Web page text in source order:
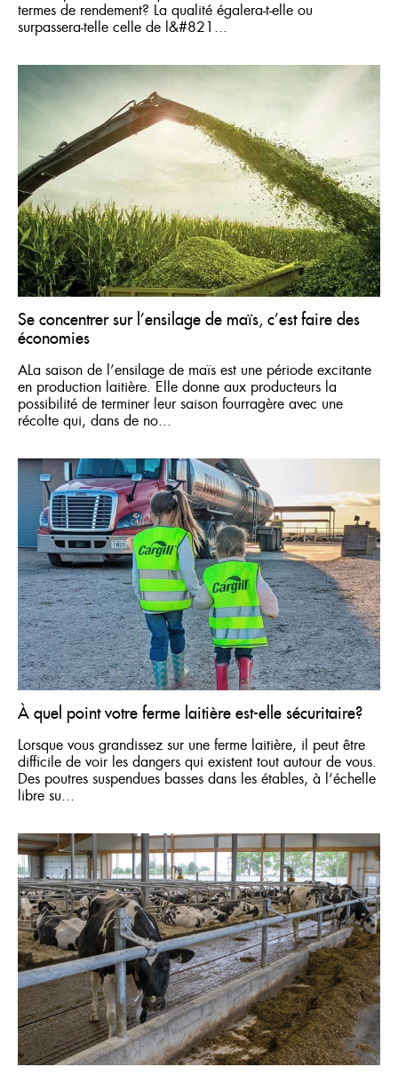
termes de rendement? La qualité égalera-t-elle ou
surpassera-telle celle de l&#821...
Se concentrer sur l’ensilage de maïs, c’est faire des
économies
ALa saison de l’ensilage de maïs est une période excitante
en production laitière. Elle donne aux producteurs la
possibilité de terminer leur saison fourragère avec une
récolte qui, dans de no...
À quel point votre ferme laitière est-elle sécuritaire?
Lorsque vous grandissez sur une ferme laitière, il peut être
difficile de voir les dangers qui existent tout autour de vous.
Des poutres suspendues basses dans les étables, à l’échelle
libre su...